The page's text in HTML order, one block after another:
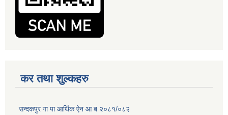
कर तथा शुल्कहरु
सन्दकपुर गा पा आर्थिक ऐन आ ब २०८१/०८२